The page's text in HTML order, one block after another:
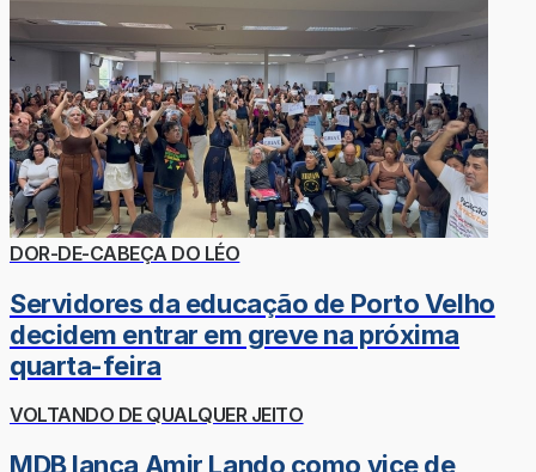
DOR-DE-CABEÇA DO LÉO
Servidores da educação de Porto Velho
decidem entrar em greve na próxima
quarta-feira
VOLTANDO DE QUALQUER JEITO
MDB lança Amir Lando como vice de